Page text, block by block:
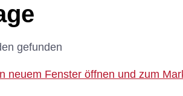
gefunden
neuem Fenster öffnen und zum